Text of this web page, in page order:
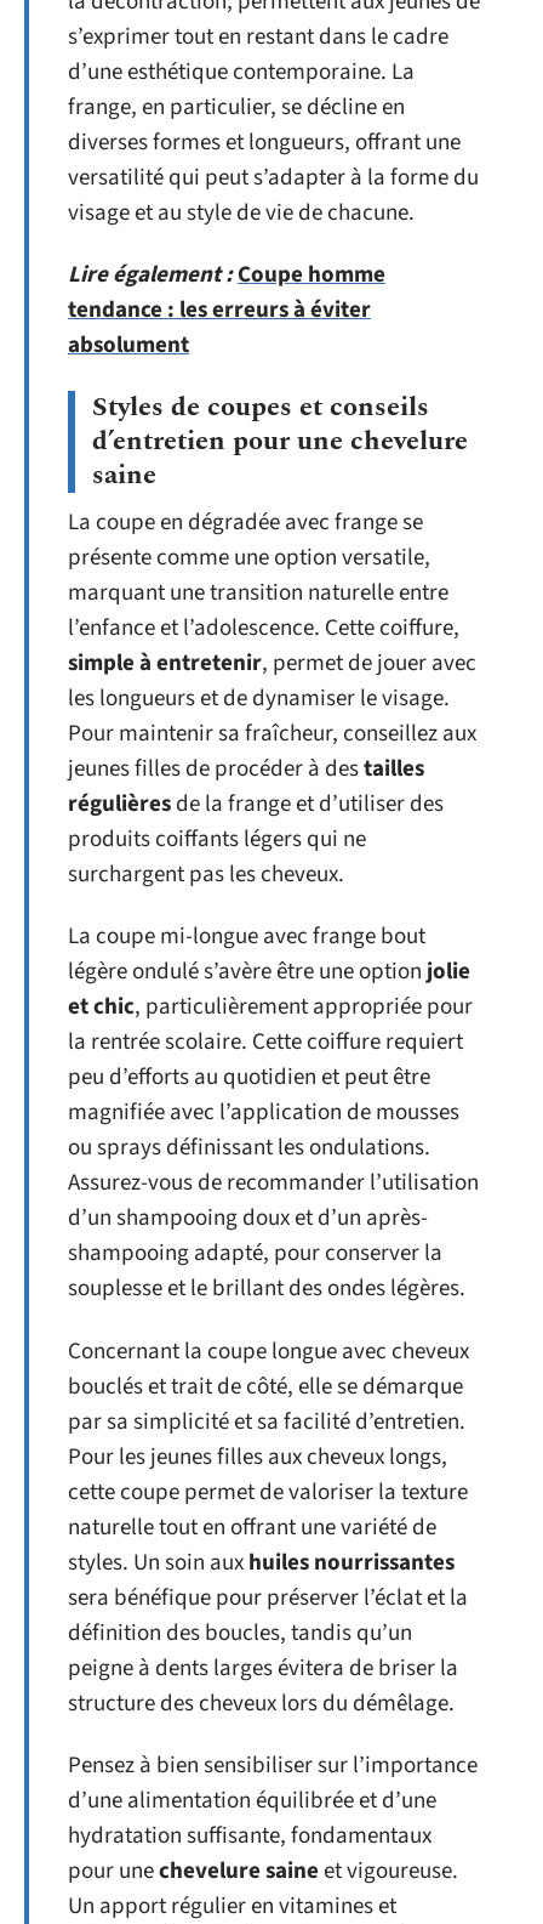
s’exprimer tout en restant dans le cadre
d’une esthétique contemporaine. La
frange, en particulier, se décline en
diverses formes et longueurs, offrant une
versatilité qui peut s’adapter à la forme du
visage et au style de vie de chacune.
Lire également :Coupe homme
tendance : les erreurs à éviter
absolument
Styles de coupes et conseils
d’entretien pour une chevelure
saine
La coupe en dégradée avec frange se
présente comme une option versatile,
marquant une transition naturelle entre
l’enfance et l’adolescence. Cette coiffure,
simple à entretenir, permet de jouer avec
les longueurs et de dynamiser le visage.
Pour maintenir sa fraîcheur, conseillez aux
jeunes filles de procéder à destailles
régulièresde la frange et d’utiliser des
produits coiffants légers qui ne
surchargent pas les cheveux.
La coupe mi-longue avec frange bout
légère ondulé s’avère être une optionjolie
et chic, particulièrement appropriée pour
la rentrée scolaire. Cette coiffure requiert
peu d’efforts au quotidien et peut être
magnifiée avec l’application de mousses
ou sprays définissant les ondulations.
Assurez-vous de recommander l’utilisation
d’un shampooing doux et d’un après-
shampooing adapté, pour conserver la
souplesse et le brillant des ondes légères.
Concernant la coupe longue avec cheveux
bouclés et trait de côté, elle se démarque
par sa simplicité et sa facilité d’entretien.
Pour les jeunes filles aux cheveux longs,
cette coupe permet de valoriser la texture
naturelle tout en offrant une variété de
styles. Un soin auxhuiles nourrissantes
sera bénéfique pour préserver l’éclat et la
définition des boucles, tandis qu’un
peigne à dents larges évitera de briser la
structure des cheveux lors du démêlage.
Pensez à bien sensibiliser sur l’importance
d’une alimentation équilibrée et d’une
hydratation suffisante, fondamentaux
pour unechevelure saineet vigoureuse.
Un apport régulier en vitamines et